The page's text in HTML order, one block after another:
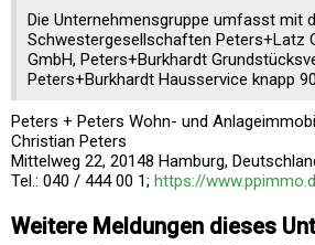
Die Unternehmensgruppe umfasst mit
Schwestergesellschaften Peters+Latz
GmbH, Peters+Burkhardt
Peters+Burkhardt Hausservice knapp
Peters + Peters Wohn- und
Christian Peters
Mittelweg 22, 20148 Hamburg,
Tel.: 040 / 444 00 1; https://
Weitere Meldungen dieses